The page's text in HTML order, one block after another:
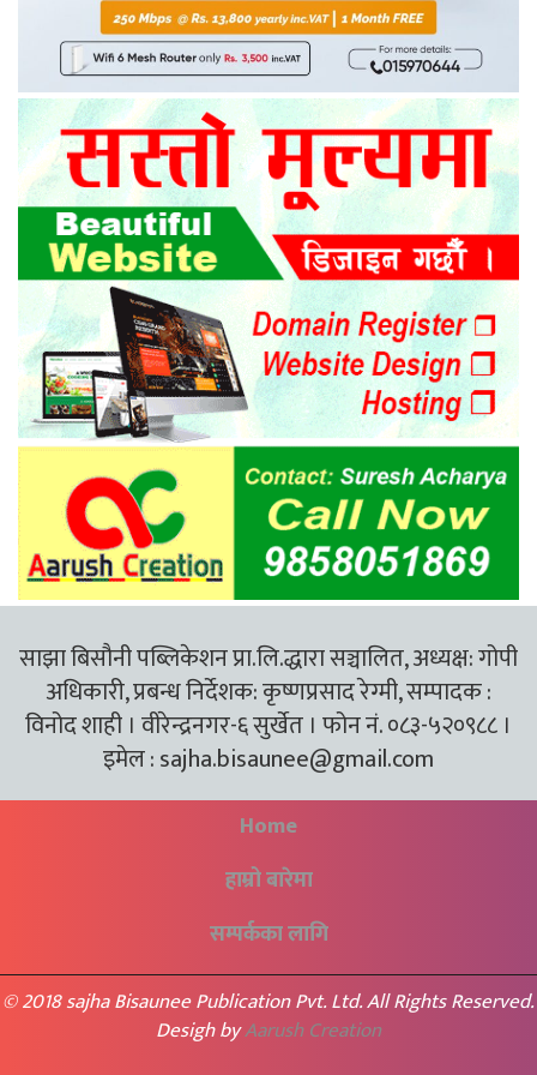
साझा बिसौनी पब्लिकेशन प्रा.लि.द्धारा सञ्चालित, अध्यक्ष: गोपी
अधिकारी, प्रबन्ध निर्देशक: कृष्णप्रसाद रेग्मी, सम्पादक :
विनोद शाही । वीरेन्द्रनगर-६ सुर्खेत । फोन नं. ०८३-५२०९८८ ।
इमेल :sajha.bisaunee@gmail.com
Home
हाम्रो बारेमा
सम्पर्कका लागि
© 2018 sajha Bisaunee Publication Pvt. Ltd. All Rights Reserved.
Desigh byAarush Creation